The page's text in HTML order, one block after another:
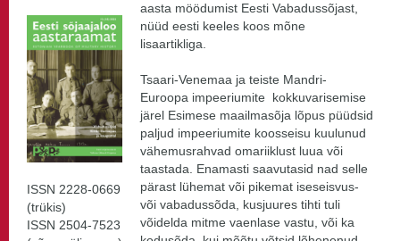
ISSN 2228-0669
(trükis)
ISSN 2504-7523
aasta möödumist Eesti Vabadussõjast,
nüüd eesti keeles koos mõne
lisaartikliga.
Tsaari-Venemaa ja teiste Mandri-
Euroopa impeeriumite kokkuvarisemise
järel Esimese maailmasõja lõpus püüdsid
paljud impeeriumite koosseisu kuulunud
vähemusrahvad omariiklust luua või
taastada. Enamasti saavutasid nad selle
pärast lühemat või pikemat iseseisvus-
või vabadussõda, kusjuures tihti tuli
võidelda mitme vaenlase vastu, või ka